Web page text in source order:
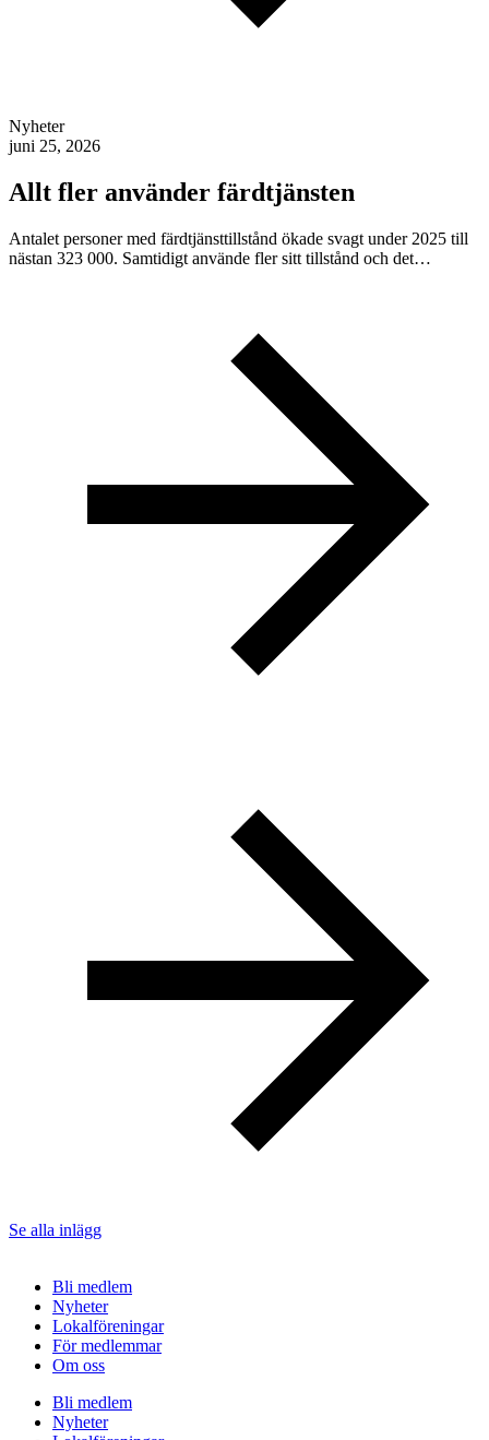
Nyheter
juni 25, 2026
Allt fler använder färdtjänsten
Antalet personer med färdtjänsttillstånd ökade svagt under 2025 till
nästan 323 000. Samtidigt använde fler sitt tillstånd och det…
Se alla inlägg
Bli medlem
Nyheter
Lokalföreningar
För medlemmar
Om oss
Bli medlem
Nyheter